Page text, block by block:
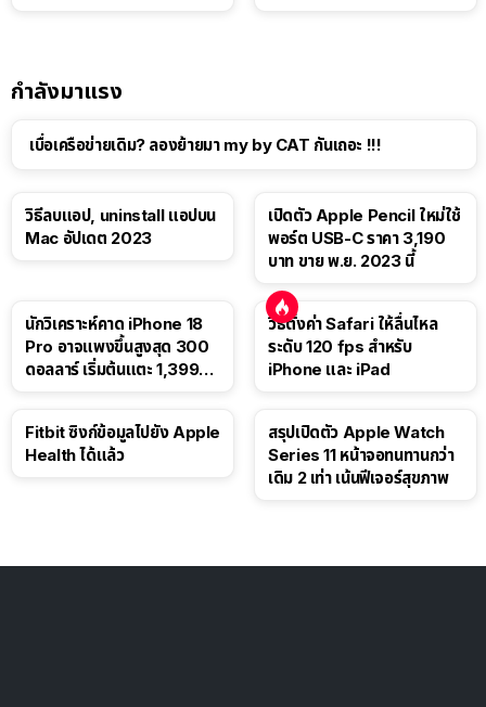
กำลังมาแรง
เบื่อเครือข่ายเดิม? ลองย้ายมา my by CAT กันเถอะ !!!
วิธีลบแอป, uninstall แอปบน
Mac อัปเดต 2023
เปิดตัว Apple Pencil ใหม่ใช้
พอร์ต USB-C ราคา 3,190
บาท ขาย พ.ย. 2023 นี้
นักวิเคราะห์คาด iPhone 18
Pro อาจแพงขึ้นสูงสุด 300
ดอลลาร์ เริ่มต้นแตะ 1,399
วิธีตั้งค่า Safari ให้ลื่นไหล
ระดับ 120 fps สำหรับ
iPhone และ iPad
Fitbit ซิงก์ข้อมูลไปยัง Apple
Health ได้แล้ว
สรุปเปิดตัว Apple Watch
Series 11 หน้าจอทนทานกว่า
เดิม 2 เท่า เน้นฟีเจอร์สุขภาพ